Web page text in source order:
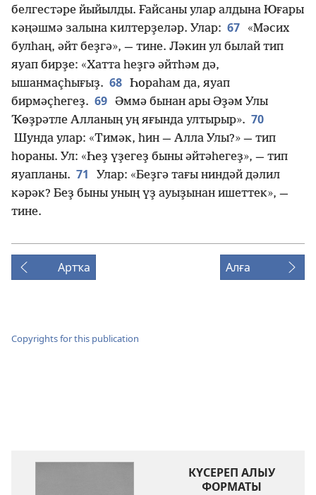
белгестәре йыйылды. Ғайсаны улар алдына Юғары
кәңәшмә залына килтерҙеләр. Улар: 67
«Мәсих
булһаң, әйт беҙгә», — тине. Ләкин ул былай тип
яуап бирҙе: «Хатта һеҙгә әйтһәм дә,
ышанмаҫһығыҙ. 68 Һораһам да, яуап
бирмәҫһегеҙ. 69 Әммә бынан ары Әҙәм Улы
Ҡөҙрәтле Алланың уң яғында ултырыр». 70
Шунда улар: «Тимәк, һин — Алла Улы?» — тип
һораны. Ул: «Һеҙ үҙегеҙ быны әйтәһегеҙ», — тип
яуапланы. 71
Улар: «Беҙгә тағы ниндәй дәлил
кәрәк? Беҙ быны уның үҙ ауыҙынан ишеттек», —
тине.
Артҡа Алға
Copyrights for this publication
КҮСЕРЕП АЛЫУ
ФОРМАТЫ